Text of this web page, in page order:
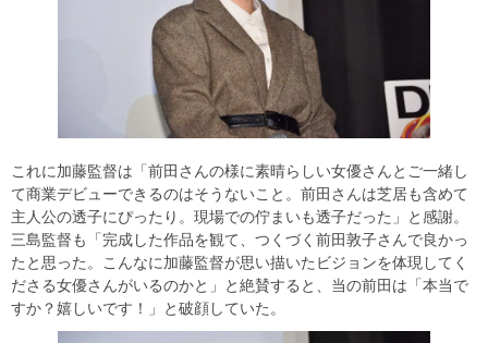
これに加藤監督は「前田さんの様に素晴らしい女優さんとご一緒し
て商業デビューできるのはそうないこと。前田さんは芝居も含めて
主人公の透子にぴったり。現場での佇まいも透子だった」と感謝。
三島監督も「完成した作品を観て、つくづく前田敦子さんで良かっ
たと思った。こんなに加藤監督が思い描いたビジョンを体現してく
ださる女優さんがいるのかと」と絶賛すると、当の前田は「本当で
すか？嬉しいです！」と破顔していた。